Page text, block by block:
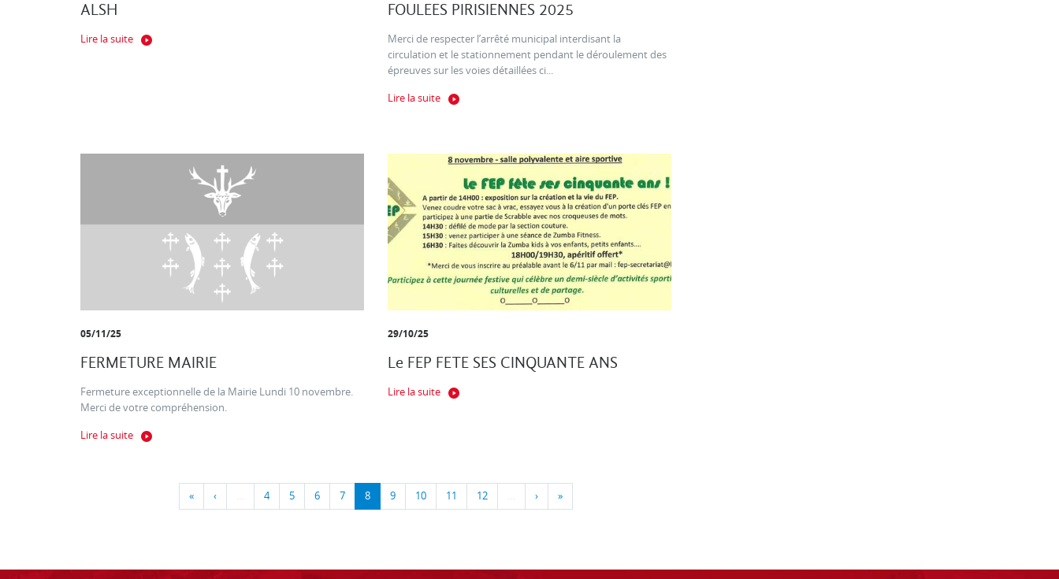
ALSH
Lire la suite
FOULEES PIRISIENNES 2025
Merci de respecter l’arrêté municipal interdisant la
circulation et le stationnement pendant le déroulement des
épreuves sur les voies détaillées ci...
Lire la suite
05/11/25
FERMETURE MAIRIE
Fermeture exceptionnelle de la Mairie Lundi 10 novembre.
Merci de votre compréhension.
Lire la suite
29/10/25
Le FEP FETE SES CINQUANTE ANS
Lire la suite
« ‹ … 4 5 6 7 8 9 10 11 12 … › »